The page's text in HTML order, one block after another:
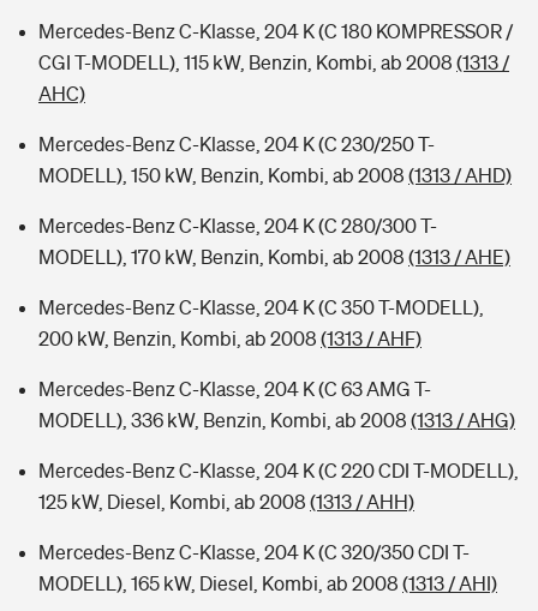
Mercedes-Benz C-Klasse, 204 K (C 180 KOMPRESSOR /
CGI T-MODELL), 115 kW, Benzin, Kombi, ab 2008 (1313 /
AHC)
Mercedes-Benz C-Klasse, 204 K (C 230/250 T-
MODELL), 150 kW, Benzin, Kombi, ab 2008 (1313 / AHD)
Mercedes-Benz C-Klasse, 204 K (C 280/300 T-
MODELL), 170 kW, Benzin, Kombi, ab 2008 (1313 / AHE)
Mercedes-Benz C-Klasse, 204 K (C 350 T-MODELL),
200 kW, Benzin, Kombi, ab 2008 (1313 / AHF)
Mercedes-Benz C-Klasse, 204 K (C 63 AMG T-
MODELL), 336 kW, Benzin, Kombi, ab 2008 (1313 / AHG)
Mercedes-Benz C-Klasse, 204 K (C 220 CDI T-MODELL),
125 kW, Diesel, Kombi, ab 2008 (1313 / AHH)
Mercedes-Benz C-Klasse, 204 K (C 320/350 CDI T-
MODELL), 165 kW, Diesel, Kombi, ab 2008 (1313 / AHI)